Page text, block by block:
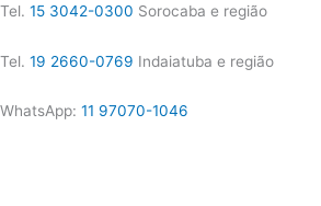
Tel. 15 3042-0300 Sorocaba e região
Tel. 19 2660-0769 Indaiatuba e região
WhatsApp: 11 97070-1046